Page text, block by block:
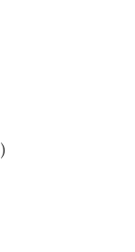
)